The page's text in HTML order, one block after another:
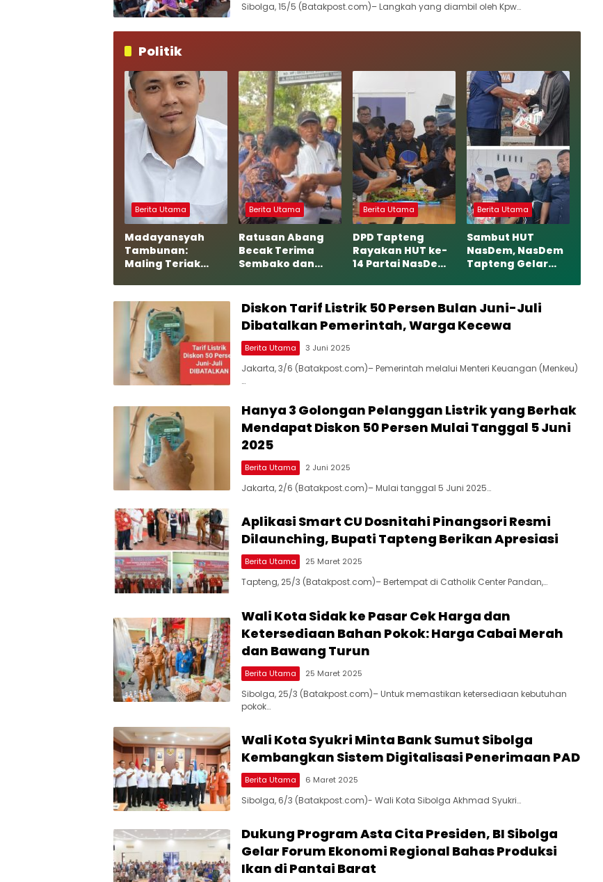
Sibolga, 15/5 (Batakpost.com)– Langkah yang diambil oleh Kpw…
Politik
Berita Utama
Madayansyah
Tambunan:
Maling Teriak
Mengapa Harus
Takut?
Berita Utama
Ratusan Abang
Becak Terima
Sembako dan
Tapteng
Berita Utama
DPD Tapteng
Rayakan HUT ke-
14 Partai NasDem:
Lebih Banyak
Tahun 2029
Berita Utama
Sambut HUT
NasDem, NasDem
Tapteng Gelar
Panti Asuhan dan
Pesantren
Diskon Tarif Listrik 50 Persen Bulan Juni-Juli
Dibatalkan Pemerintah, Warga Kecewa
Berita Utama 3 Juni 2025
Jakarta, 3/6 (Batakpost.com)– Pemerintah melalui Menteri Keuangan (Menkeu)
…
Hanya 3 Golongan Pelanggan Listrik yang Berhak
Mendapat Diskon 50 Persen Mulai Tanggal 5 Juni
2025
Berita Utama 2 Juni 2025
Jakarta, 2/6 (Batakpost.com)– Mulai tanggal 5 Juni 2025…
Aplikasi Smart CU Dosnitahi Pinangsori Resmi
Dilaunching, Bupati Tapteng Berikan Apresiasi
Berita Utama 25 Maret 2025
Tapteng, 25/3 (Batakpost.com)– Bertempat di Catholik Center Pandan,…
Wali Kota Sidak ke Pasar Cek Harga dan
Ketersediaan Bahan Pokok: Harga Cabai Merah
dan Bawang Turun
Berita Utama 25 Maret 2025
Sibolga, 25/3 (Batakpost.com)– Untuk memastikan ketersediaan kebutuhan
pokok…
Wali Kota Syukri Minta Bank Sumut Sibolga
Kembangkan Sistem Digitalisasi Penerimaan PAD
Berita Utama 6 Maret 2025
Sibolga, 6/3 (Batakpost.com)- Wali Kota Sibolga Akhmad Syukri…
Dukung Program Asta Cita Presiden, BI Sibolga
Gelar Forum Ekonomi Regional Bahas Produksi
Ikan di Pantai Barat